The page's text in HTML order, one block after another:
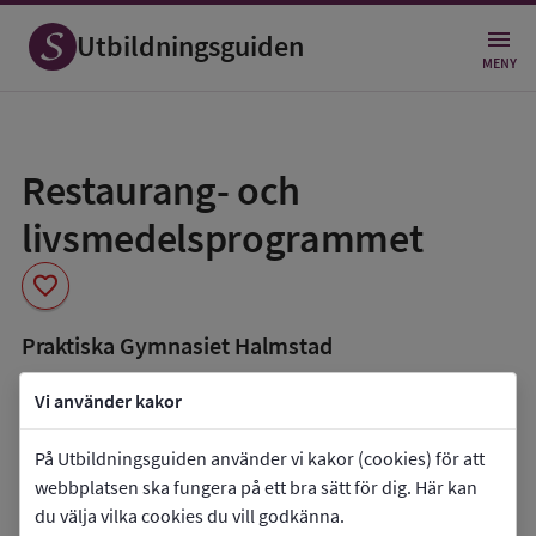
Vi använder kakor
På Utbildningsguiden använder vi kakor (cookies) för att
webbplatsen ska fungera på ett bra sätt för dig. Här kan
du välja vilka cookies du vill godkänna.
Utbildningsguiden MENY
Restaurang- och
livsmedelsprogrammet
favorite
som
favorit
Praktiska Gymnasiet Halmstad
book_5 Inriktning som finns tillgänglig
Kök och servering
co_present Programmet finns också som
Lärlingsutbildning